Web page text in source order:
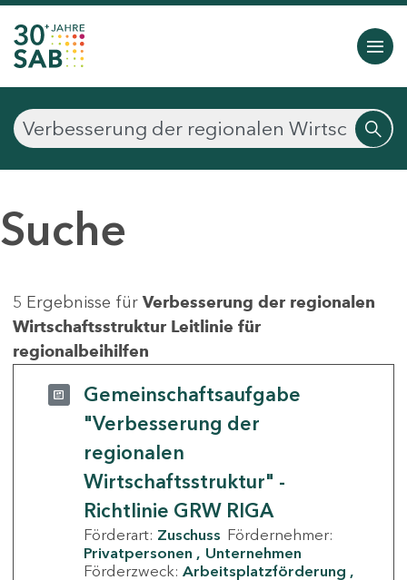
Suche
5 Ergebnisse für Verbesserung der regionalen
Wirtschaftsstruktur Leitlinie für
regionalbeihilfen
Gemeinschaftsaufgabe
"Verbesserung der
regionalen
Wirtschaftsstruktur" -
Richtlinie GRW RIGA
Förderart: Zuschuss Fördernehmer:
Privatpersonen
Unternehmen
Förderzweck: Arbeitsplatzförderung